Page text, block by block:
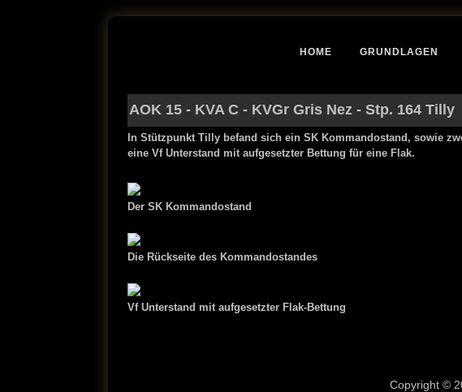
HOME GRUNDLAGEN
AOK 15 - KVA C - KVGr Gris Nez - Stp. 164 Tilly
In Stützpunkt Tilly befand sich ein SK Kommandostand, sowie
eine Vf Unterstand mit aufgesetzter Bettung für eine Flak.
Der SK Kommandostand
Die Rückseite des Kommandostandes
Vf Unterstand mit aufgesetzter Flak-Bettung
Copyright ©